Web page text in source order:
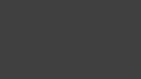
- i lige rækker